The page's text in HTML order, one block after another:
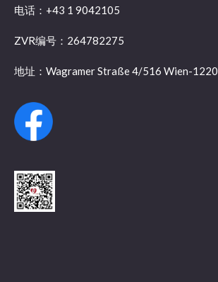
电话：+43 1 9042105
ZVR编号：264782275
地址：Wagramer Straße 4/516 Wien-1220